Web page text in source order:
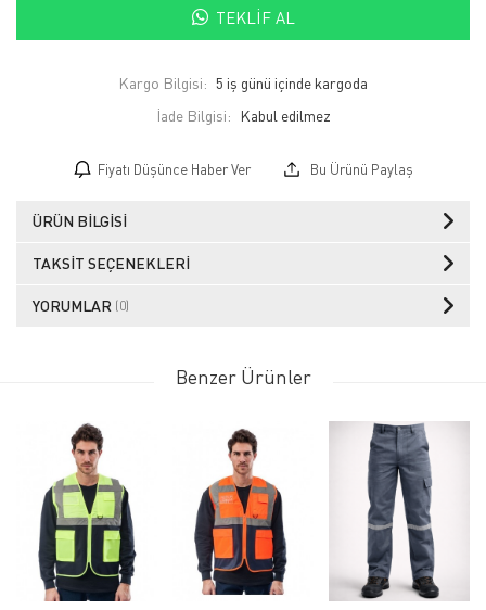
TEKLIF AL
Kargo Bilgisi: 5 iş günü içinde kargoda
İade Bilgisi:
Fiyatı Düşünce Haber Ver Bu Ürünü Paylaş
ÜRÜN BILGISI
TAKSIT SEÇENEKLERI
YORUMLAR (0)
Benzer Ürünler